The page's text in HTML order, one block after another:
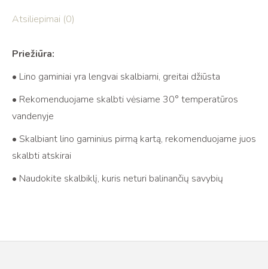
Atsiliepimai (0)
Priežiūra:
• Lino gaminiai yra lengvai skalbiami, greitai džiūsta
• Rekomenduojame skalbti vėsiame 30° temperatūros
vandenyje
• Skalbiant lino gaminius pirmą kartą, rekomenduojame juos
skalbti atskirai
• Naudokite skalbiklį, kuris neturi balinančių savybių